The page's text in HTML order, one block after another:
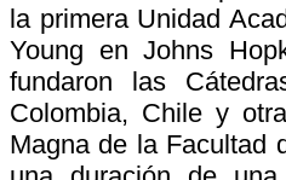
la primera Unidad
Young en Johns
fundaron las
Colombia, Chile y
Magna de la Facultad